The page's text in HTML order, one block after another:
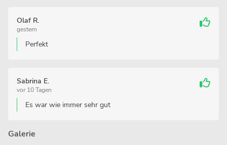
Olaf R.
gestern
Perfekt
Sabrina E.
vor 10 Tagen
Es war wie immer sehr gut
Galerie